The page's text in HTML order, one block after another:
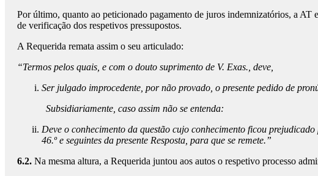
Por último, quanto ao peticionado pagamento de juros indemnizatórios, a AT
de verificação dos respetivos pressupostos.
A Requerida remata assim o seu articulado:
“Termos pelos quais, e com o douto suprimento de V. Exas., deve,
Ser julgado improcedente, por não provado, o presente pedido de
Subsidiariamente, caso assim não se entenda:
Deve o conhecimento da questão cujo conhecimento ficou
46.º e seguintes da presente Resposta, para que se remete.”
6.2. Na mesma altura, a Requerida juntou aos autos o respetivo processo